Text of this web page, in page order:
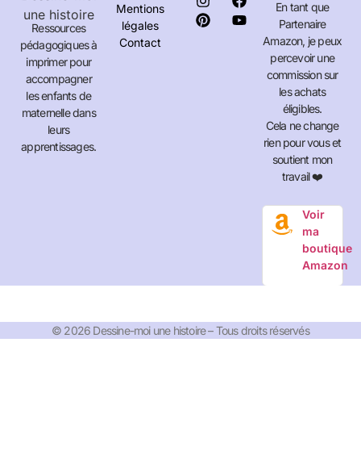
Ressources
pédagogiques à
imprimer pour
accompagner
les enfants de
maternelle dans
leurs
apprentissages.
Mentions
légales
Contact
En tant que
Partenaire
Amazon, je peux
percevoir une
commission sur
les achats
éligibles.
Cela ne change
rien pour vous et
soutient mon
travail ❤️
Voir
ma
boutique
Amazon
© 2026 Dessine-moi une histoire – Tous droits réservés